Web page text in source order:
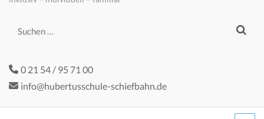
Suchen
0 21 54 / 95 71 00
info@hubertusschule-schiefbahn.de